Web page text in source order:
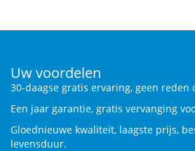
Uw voordelen
30-daagse gratis ervaring, geen reden
Een jaar garantie, gratis vervanging
Gloednieuwe kwaliteit, laagste prijs,
levensduur.